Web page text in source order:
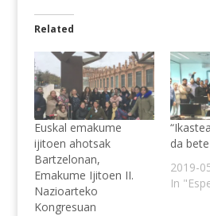
Related
Euskal emakume
ijitoen ahotsak
Bartzelonan,
Emakume Ijitoen II.
Nazioarteko
Kongresuan
da
2019-
In